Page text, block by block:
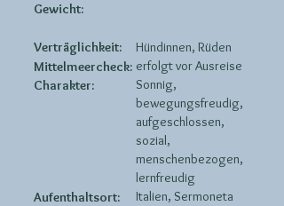
Gewicht:
Verträglichkeit:
Mittelmeercheck:
Charakter:
Aufenthaltsort:
Hündinnen, Rüden
erfolgt vor Ausreise
Sonnig,
bewegungsfreudig,
aufgeschlossen,
sozial,
menschenbezogen,
lernfreudig
Italien, Sermoneta